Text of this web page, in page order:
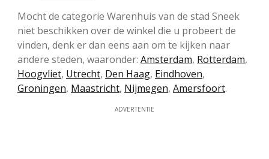
Mocht de categorie Warenhuis van de stad Sneek
niet beschikken over de winkel die u probeert de
vinden, denk er dan eens aan om te kijken naar
andere steden, waaronder: Amsterdam, Rotterdam,
Hoogvliet, Utrecht, Den Haag, Eindhoven,
Groningen, Maastricht, Nijmegen, Amersfoort.
ADVERTENTIE